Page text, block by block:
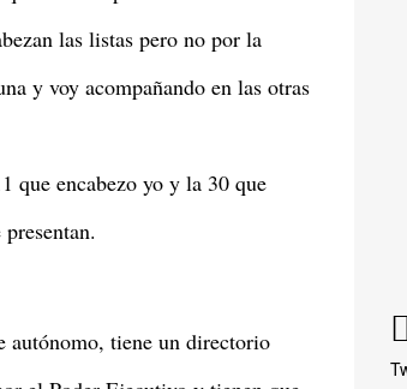
las listas pero no por la
y voy acompañando en las otras
que encabezo yo y la 30 que
autónomo, tiene un directorio